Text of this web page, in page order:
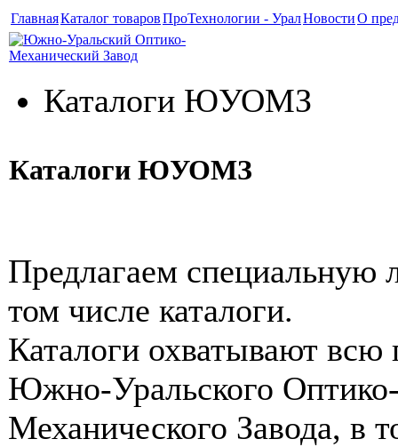
ГлавнаяКаталог товаровПроТехнологии - УралНовостиО
Каталоги ЮУОМЗ
Каталоги ЮУОМЗ
Предлагаем специальную
том числе каталоги.
Каталоги охватывают
Южно-Уральского
Механического Завода, в